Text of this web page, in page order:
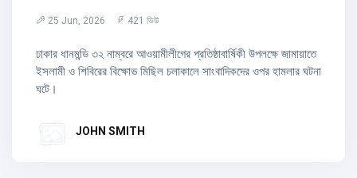
25 Jun, 2026 421 ভিউ
ঢাকার ধানমন্ডি ৩২ নাম্বরে আওয়ামীলীগের প্রতিষ্ঠাবার্ষিকী উপলক্ষে জামায়াতে
ইসলামী ও শিবিরের বিক্ষোভ মিছিল চলাকালে সাংবাদিকদের ওপর হামলার ঘটনা
ঘটে।
JOHN SMITH